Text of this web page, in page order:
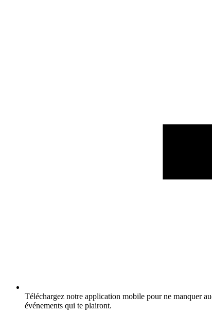
Téléchargez notre application mobile pour ne manquer
événements qui te plairont.